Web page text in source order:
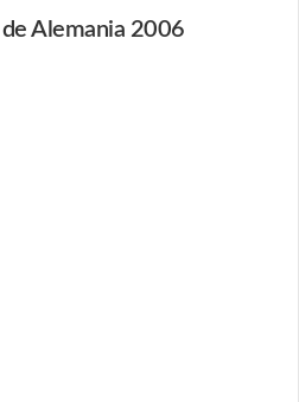
Alemania 2006